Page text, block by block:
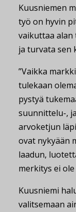
Kuusniemen
työ on hyvin
vaikuttaa
ja turvata sen
”Vaikka
tulekaan
pystyä
suunnittelu-,
arvoketjun
ovat nykyään
laadun,
merkitys ei
Kuusniemi
valitsemaan